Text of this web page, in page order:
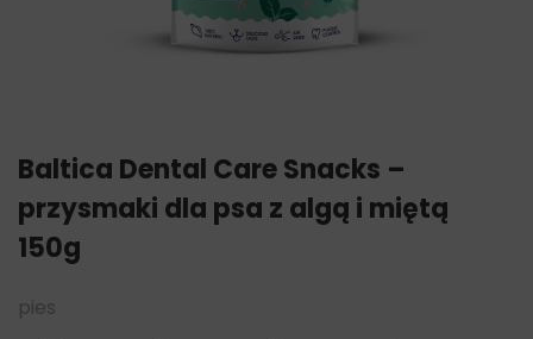
Baltica Dental Care Snacks –
przysmaki dla psa z algą i miętą
150g
pies